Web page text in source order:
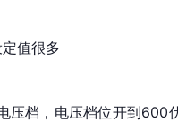
值很多
压档，电压档位开到600